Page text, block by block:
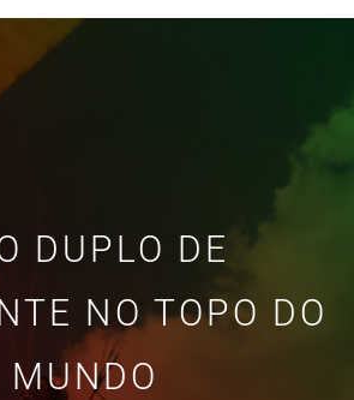
DUPLO DE
NO TOPO DO
MUNDO